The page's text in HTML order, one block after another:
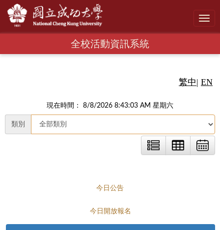
全校活動資訊系統
繁中| EN
現在時間： 8/8/2026 8:43:04 AM 星期六
類別
今日公告
今日開放報名